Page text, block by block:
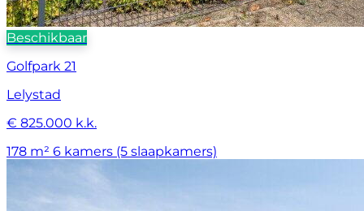
Beschikbaar
Golfpark 21
Lelystad
€ 825.000 k.k.
178 m² 6 kamers (5 slaapkamers)